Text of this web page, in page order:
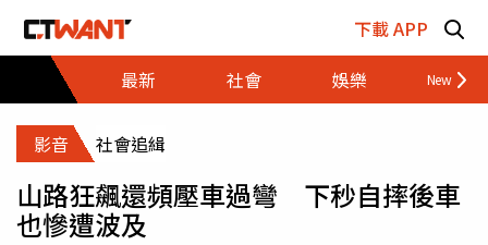
下載 APP
最新
社會 娛樂 財經
影音 社會追緝
山路狂飆還頻壓車過彎 下秒自摔後車
也慘遭波及